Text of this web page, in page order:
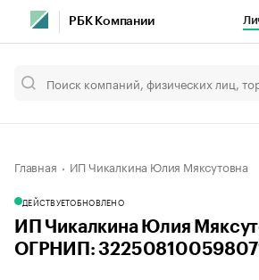
РБК Компании
Главная ИП Чикалкина Юлия Мяксутовна
ДЕЙСТВУЕТОБНОВЛЕНО
ИП Чикалкина Юлия
ОГРНИП: